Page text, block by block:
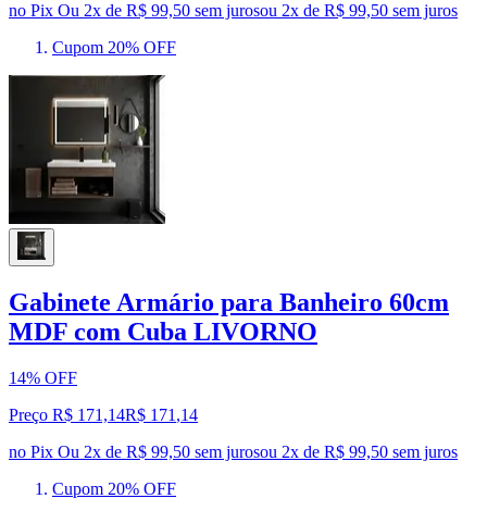
no Pix Ou 2x de R$ 99,50 sem jurosou 2x de R$ 99,50 sem juros
Cupom 20% OFF
Gabinete Armário para Banheiro 60cm
MDF com Cuba LIVORNO
14% OFF
Preço R$ 171,14R$ 171 ,14
no Pix Ou 2x de R$ 99,50 sem jurosou 2x de R$ 99,50 sem juros
Cupom 20% OFF